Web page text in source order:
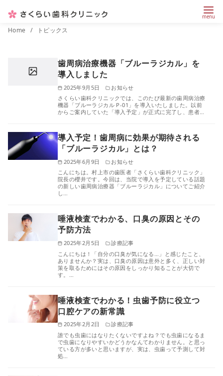
Home トピックス
歯周病治療機器「ブルーラジカル」を
導入しました
2025年9月5日
お知らせ
さくらい歯科クリニックでは、このたび最新の歯周病治療
機器「ブルーラジカル P-01」を導入いたしました。以前
からご案内していた「導入予定」が正式に完了し、患者…
導入予定！歯周病に効果が期待される
「ブルーラジカル」とは？
2025年6月9日
お知らせ
こんにちは。村上市の歯医者「さくらい歯科クリニック」
院長の櫻井です。今回は、当院で導入を予定している話題
の新しい歯周病治療器「ブルーラジカル」についてご紹介
し…
唾液検査でわかる、口臭の原因とその
予防方法
2025年2月5日
診療記事
こんにちは！「自分の口臭が気になる…」と感じたこと、
ありませんか？実は、口臭の原因は意外と多く、正しい対
策を取るためにはその原因をしっかり知ることが大切で
す。…
唾液検査でわかる！虫歯予防に役立つ
口腔ケアの新常識
2025年2月2日
診療記事
誰でも虫歯にはなりたくないですよね？でも虫歯になるま
で虫歯になりやすいかどうかなんてわかりません。と思っ
ている方が多いと思いますが、実は、虫歯って予測して対
処…